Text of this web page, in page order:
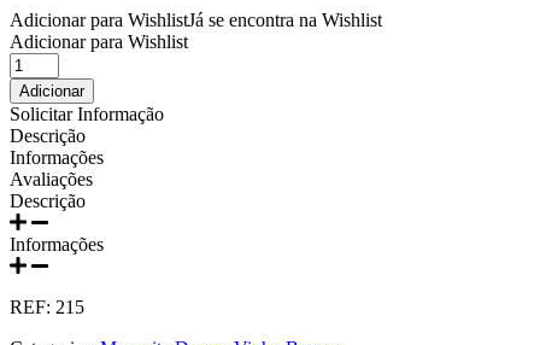
Quinta da Curia - Bairrada
Quinta das Bágeiras Bairrada
Adicionar para WishlistJá se encontra na Wishlist
Adicionar para Wishlist
Quantidade
de
Vinho
Branco
Palpite
Maçanita
750ml
Adicionar
Solicitar Informação
Descrição
Informações
Avaliações
Descrição
Informações
REF: 215